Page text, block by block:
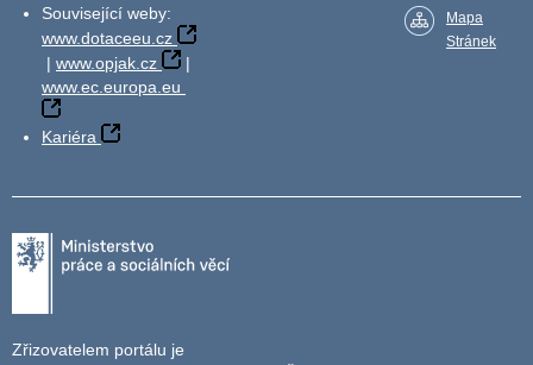
Související weby:
www.dotaceeu.cz
| www.opjak.cz
|
www.ec.europa.eu
Kariéra
Mapa
Stránek
Zřizovatelem portálu je